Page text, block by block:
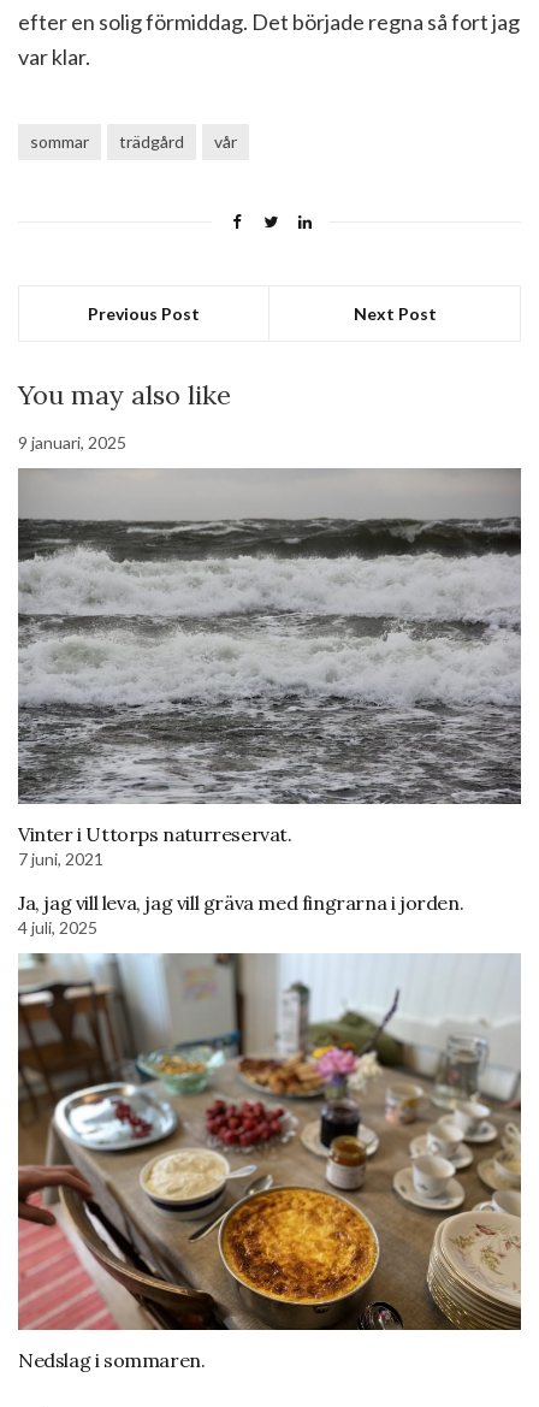
efter en solig förmiddag. Det började regna så fort jag
var klar.
sommar trädgård vår
Previous Post Next Post
You may also like
9 januari, 2025
Vinter i Uttorps naturreservat.
7 juni, 2021
Ja, jag vill leva, jag vill gräva med fingrarna i jorden.
4 juli, 2025
Nedslag i sommaren.